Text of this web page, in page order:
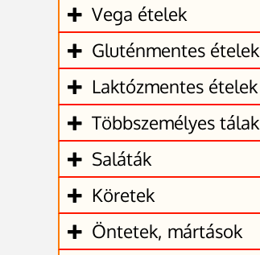
Vega ételek
Gluténmentes ételek
Laktózmentes ételek
Többszemélyes tálak
Saláták
Köretek
Öntetek, mártások